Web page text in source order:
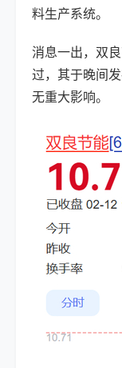
料生产系统。
消息一出，双
过，其于晚间
无重大影响。